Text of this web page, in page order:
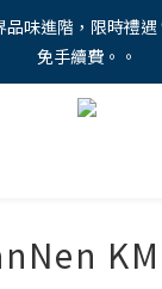
味進階，限時禮
免手續費。。
味進階，限時禮
免手續費。。
代變色鏡片GEN S